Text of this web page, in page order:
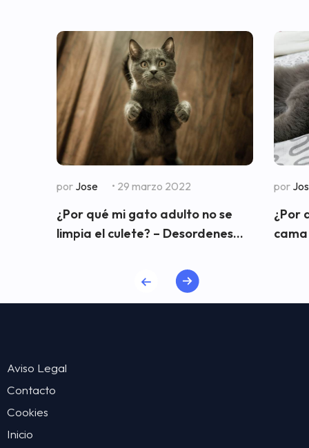
por Jose • 29 marzo 2022
¿Por qué mi gato adulto no se
limpia el culete? – Desordenes...
por
¿Por
Aviso Legal
Contacto
Cookies
Inicio